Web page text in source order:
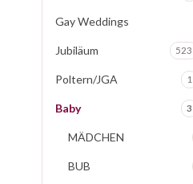
Gay Weddings
Jubiläum 523
Poltern/JGA 1
Baby 3
MÄDCHEN
BUB